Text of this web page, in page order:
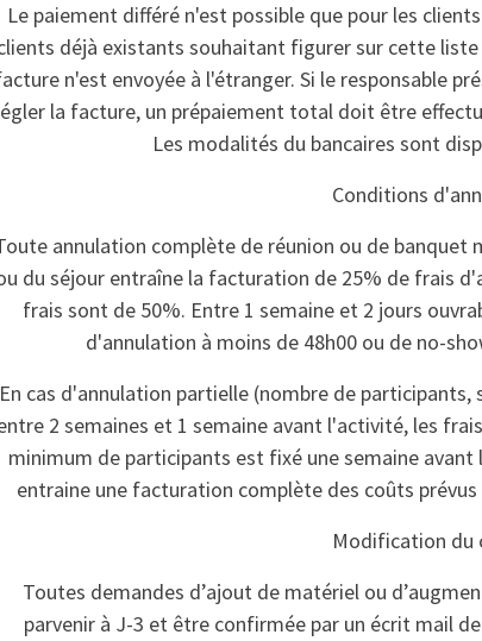
Le paiement différé n'est possible que pour les
déjà existants souhaitant figurer sur cette
n'est envoyée à l'étranger. Si le responsable
la facture, un prépaiement total doit être
Les modalités du bancaires sont
Conditions
annulation complète de réunion ou de banquet
du séjour entraîne la facturation de 25% de frais
frais sont de 50%. Entre 1 semaine et 2 jours
d'annulation à moins de 48h00 ou de no-
En cas d'annulation partielle (nombre de
2 semaines et 1 semaine avant l'activité, les
minimum de participants est fixé une semaine
entraine une facturation complète des coûts
Modification du
Toutes demandes d’ajout de matériel ou
parvenir à J-3 et être confirmée par un écrit mail